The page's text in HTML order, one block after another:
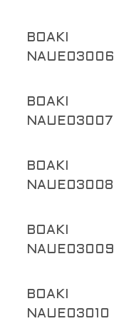
BOAKI
NAUE03006
BOAKI
NAUE03007
BOAKI
NAUE03008
BOAKI
NAUE03009
BOAKI
NAUE03010